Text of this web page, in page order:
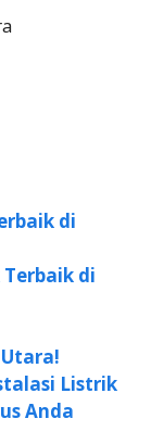
di
di
Listrik
Anda